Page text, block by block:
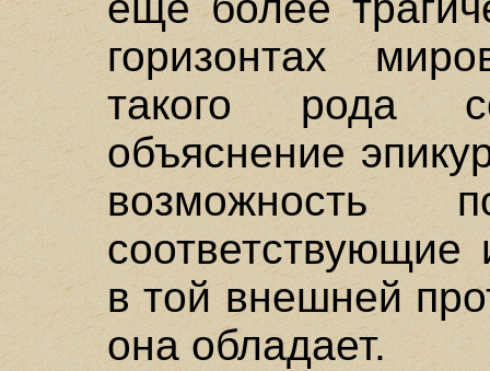
горизонтах
такого рода
объяснение
возможность
соответствующие
в той внешней
она обладает.